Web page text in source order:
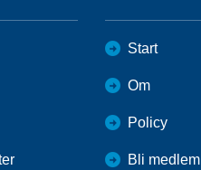
Start
Om
Policy
Bli medlem